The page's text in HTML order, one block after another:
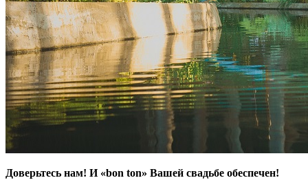
Доверьтесь нам! И «bon ton» Вашей свадьбе обеспечен!